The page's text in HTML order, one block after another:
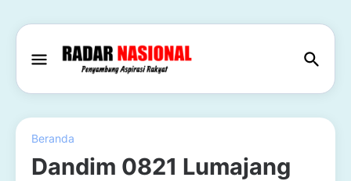
Beranda
Dandim 0821 Lumajang